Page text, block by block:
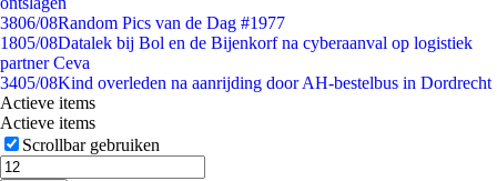
3806/08Random Pics van de Dag #1977
1805/08Datalek bij Bol en de Bijenkorf na cyberaanval op logistiek
partner Ceva
3405/08Kind overleden na aanrijding door AH-bestelbus in Dordrecht
Actieve items
Actieve items
Scrollbar gebruiken